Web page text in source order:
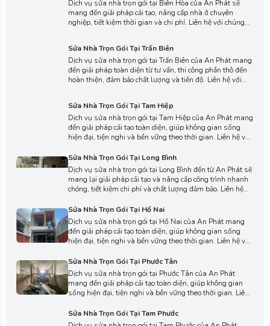
Dịch vụ sửa nhà trọn gói tại Biên Hòa của An Phát sẽ
mang đến giải pháp cải tạo, nâng cấp nhà ở chuyên
nghiệp, tiết kiệm thời gian và chi phí. Liên hệ với chúng
nghi, hiện đại và bền đẹp.
Sửa Nhà Trọn Gói Tại Trấn Biên
Dịch vụ sửa nhà trọn gói tại Trấn Biên của An Phát mang
đến giải pháp toàn diện từ tư vấn, thi công phần thô đến
hoàn thiện, đảm bảo chất lượng và tiến độ. Liên hệ với
chúng tôi ngay hôm nay để nhận báo giá chi tiết và biến
Dịch vụ sửa nhà trọn gói tại Tam Hiệp của An Phát mang
đến giải pháp cải tạo toàn diện, giúp không gian sống
hiện đại, tiện nghi và bền vững theo thời gian. Liên hệ với
chúng tôi ngay hôm nay để được tư vấn chi tiết, lựa chọn
Dịch vụ sửa nhà trọn gói tại Long Bình đến từ An Phát sẽ
mang lại giải pháp cải tạo và nâng cấp công trình nhanh
chóng, tiết kiệm chi phí và chất lượng đảm bảo. Liên hệ
với chúng tôi ngay hôm nay để đội ngũ kỹ sư chuyên
của bạn.
Dịch vụ sửa nhà trọn gói tại Hố Nai của An Phát mang
đến giải pháp cải tạo toàn diện, giúp không gian sống
hiện đại, tiện nghi và bền vững theo thời gian. Liên hệ với
chúng tôi ngay hôm nay để được tư vấn chi tiết, lựa chọn
Dịch vụ sửa nhà trọn gói tại Phước Tân của An Phát
mang đến giải pháp cải tạo toàn diện, giúp không gian
sống hiện đại, tiện nghi và bền vững theo thời gian. Liên
hệ với chúng tôi ngay hôm nay để được tư vấn chi tiết, lựa
Dịch vụ sửa nhà trọn gói tại Tam Phước của An Phát